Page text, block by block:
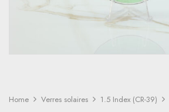
Home Verres solaires 1.5 Index (CR-39)